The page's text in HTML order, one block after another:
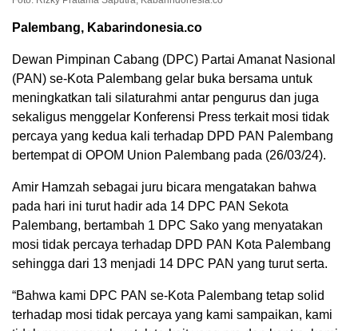
Palembang, Kabarindonesia.co
Dewan Pimpinan Cabang (DPC) Partai Amanat Nasional
(PAN) se-Kota Palembang gelar buka bersama untuk
meningkatkan tali silaturahmi antar pengurus dan juga
sekaligus menggelar Konferensi Press terkait mosi tidak
percaya yang kedua kali terhadap DPD PAN Palembang
bertempat di OPOM Union Palembang pada (26/03/24).
Amir Hamzah sebagai juru bicara mengatakan bahwa
pada hari ini turut hadir ada 14 DPC PAN Sekota
Palembang, bertambah 1 DPC Sako yang menyatakan
mosi tidak percaya terhadap DPD PAN Kota Palembang
sehingga dari 13 menjadi 14 DPC PAN yang turut serta.
“Bahwa kami DPC PAN se-Kota Palembang tetap solid
terhadap mosi tidak percaya yang kami sampaikan, kami